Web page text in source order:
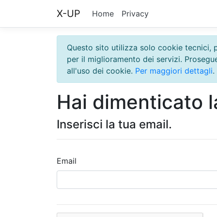
X-UP Home Privacy
Questo sito utilizza solo cookie tecnici,
per il miglioramento dei servizi.
all'uso dei cookie. Per maggiori dettagli.
Hai dimenticato
Inserisci la tua email.
Email